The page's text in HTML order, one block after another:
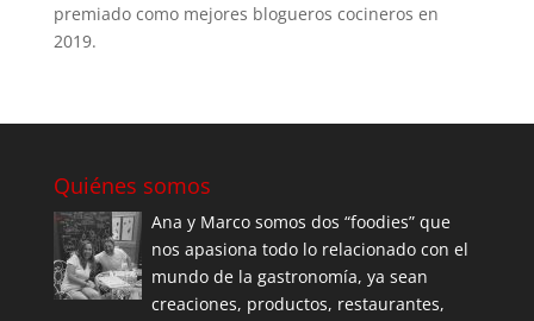
premiado como mejores blogueros cocineros en
2019.
Quiénes somos
Ana y Marco somos dos “foodies” que
nos apasiona todo lo relacionado con el
mundo de la gastronomía, ya sean
creaciones, productos, restaurantes,